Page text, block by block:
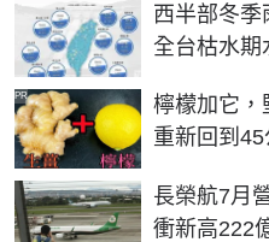
西半部冬季
全台枯水期
檸檬加它，
重新回到45
PR
長榮航7月
衝新高222